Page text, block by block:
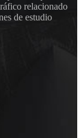
relacionado
de estudio